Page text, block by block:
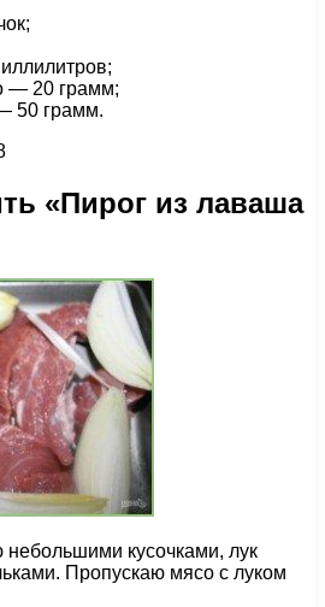
— 20 грамм;
50 грамм.
«Пирог из лаваша
кусочками, лук
Пропускаю мясо с луком